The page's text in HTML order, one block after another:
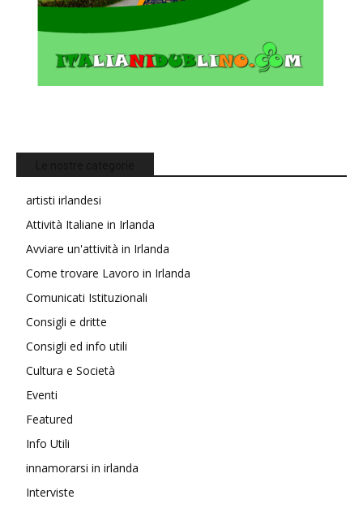
artisti irlandesi
Attività Italiane in Irlanda
Avviare un'attività in Irlanda
Come trovare Lavoro in Irlanda
Comunicati Istituzionali
Consigli e dritte
Consigli ed info utili
Cultura e Società
Eventi
Featured
Info Utili
innamorarsi in irlanda
Interviste